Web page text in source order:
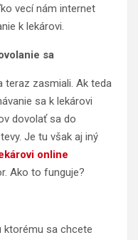
vecí nám internet
k lekárovi.
sa
teraz zasmiali. Ak teda
sa k lekárovi
dovolať sa do
Je tu však aj iný
online
Ako to funguje?
ktorému sa chcete